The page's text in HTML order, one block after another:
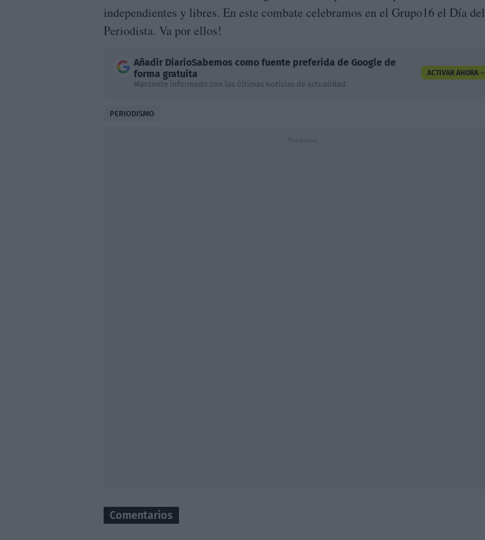
independientes y libres. En este combate celebramos en el Grupo16 el Día del
Periodista. Va por ellos!
Añadir DiarioSabemos como fuente preferida de Google de
forma gratuita
Mantente informado con las últimas noticias de actualidad.
ACTIVAR AHORA
PERIODISMO
Comentarios